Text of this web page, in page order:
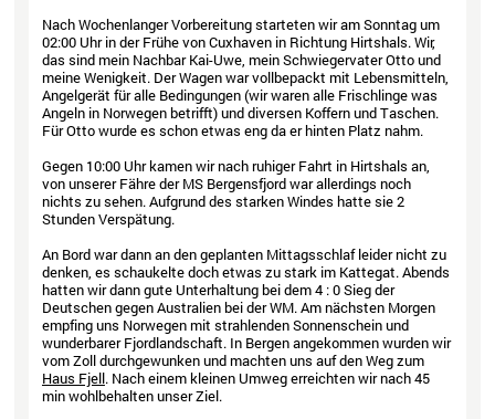
Nach Wochenlanger Vorbereitung starteten wir am Sonntag um
02:00 Uhr in der Frühe von Cuxhaven in Richtung Hirtshals. Wir,
das sind mein Nachbar Kai-Uwe, mein Schwiegervater Otto und
meine Wenigkeit. Der Wagen war vollbepackt mit Lebensmitteln,
Angelgerät für alle Bedingungen (wir waren alle Frischlinge was
Angeln in Norwegen betrifft) und diversen Koffern und Taschen.
Für Otto wurde es schon etwas eng da er hinten Platz nahm.
Gegen 10:00 Uhr kamen wir nach ruhiger Fahrt in Hirtshals an,
von unserer Fähre der MS Bergensfjord war allerdings noch
nichts zu sehen. Aufgrund des starken Windes hatte sie 2
Stunden Verspätung.
An Bord war dann an den geplanten Mittagsschlaf leider nicht zu
denken, es schaukelte doch etwas zu stark im Kattegat. Abends
hatten wir dann gute Unterhaltung bei dem 4 : 0 Sieg der
Deutschen gegen Australien bei der WM. Am nächsten Morgen
empfing uns Norwegen mit strahlenden Sonnenschein und
wunderbarer Fjordlandschaft. In Bergen angekommen wurden wir
vom Zoll durchgewunken und machten uns auf den Weg zum
Haus Fjell. Nach einem kleinen Umweg erreichten wir nach 45
min wohlbehalten unser Ziel.